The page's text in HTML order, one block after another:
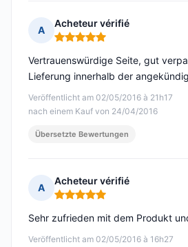
A
Acheteur vérifié
Hinweis: 5 von 5
Veröffentlicht am 02/05/2016 à 21h17
nach einem Kauf von 24/04/2016
Vertrauenswürdige Seite, gut
Lieferung innerhalb der
Übersetzte Bewertungen
A
Acheteur vérifié
Hinweis: 5 von 5
Veröffentlicht am 02/05/2016 à 16h27
Sehr zufrieden mit dem Produkt